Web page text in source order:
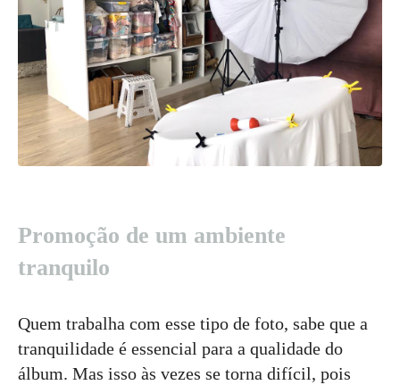
Promoção de um ambiente
tranquilo
Quem trabalha com esse tipo de foto, sabe que a
tranquilidade é essencial para a qualidade do
álbum. Mas isso às vezes se torna difícil, pois